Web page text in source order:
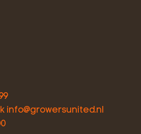
info@growersunited.nl